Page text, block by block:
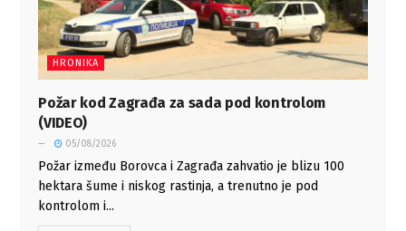
HRONIKA
Požar kod Zagrađa za sada pod kontrolom
(VIDEO)
05/08/2026
Požar između Borovca i Zagrađa zahvatio je blizu 100
hektara šume i niskog rastinja, a trenutno je pod
kontrolom i...